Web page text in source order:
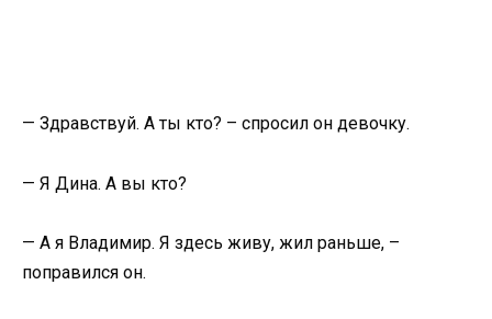
— Здравствуй. А ты кто? – спросил он девочку.
— Я Дина. А вы кто?
— А я Владимир. Я здесь живу, жил раньше, –
поправился он.